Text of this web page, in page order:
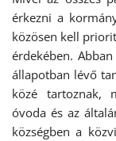
érkezni a
közösen kell
érdekében.
állapotban lévő
közé tartoznak,
óvoda és az
községben a